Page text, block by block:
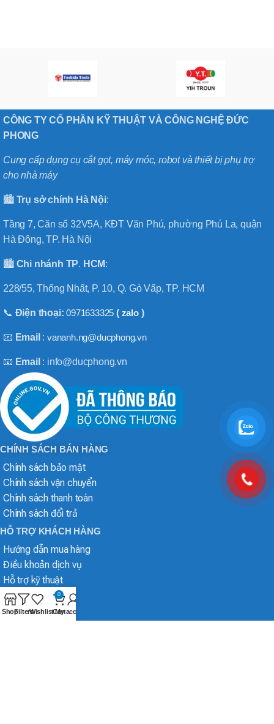
CÔNG TY CỔ PHẦN KỸ THUẬT VÀ CÔNG NGHỆ ĐỨC
PHONG
Cung cấp dụng cụ cắt gọt, máy móc, robot và thiết bị phụ trợ
cho nhà máy
🏙️ Trụ sở chính Hà Nội:
Tầng 7, Căn số 32V5A, KĐT Văn Phú, phường Phú La, quận
Hà Đông, TP. Hà Nội
🏙️ Chi nhánh TP. HCM:
228/55, Thống Nhất, P. 10, Q. Gò Vấp, TP. HCM
📞 Điện thoại:0971633325 ( zalo)
📧 Email :vananh.ng@ducphong.vn
📧 Email : info@ducphong.vn
CHÍNH SÁCH BÁN HÀNG
Chính sách bảo mật
Chính sách vận chuyển
Chính sách thanh toán
Chính sách đổi trả
HỖ TRỢ KHÁCH HÀNG
Hướng dẫn mua hàng
Điều khoản dịch vụ
Hỗ trợ kỹ thuật
ShopFiltersWishlist
0
Cart
My account